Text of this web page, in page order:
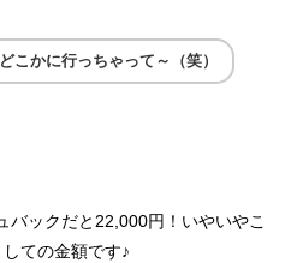
こかに行っちゃって～（笑）
バックだと22,000円！いやいやこ
ての金額です♪